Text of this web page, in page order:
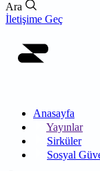
Ara
İletişime Geç
Anasayfa
Yayınlar
Sirküler
Sosyal